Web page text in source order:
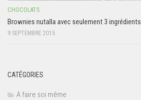
CHOCOLATS
Brownies nutalla avec seulement 3 ingrédients
9 SEPTEMBRE 2015
CATÉGORIES
A faire soi même